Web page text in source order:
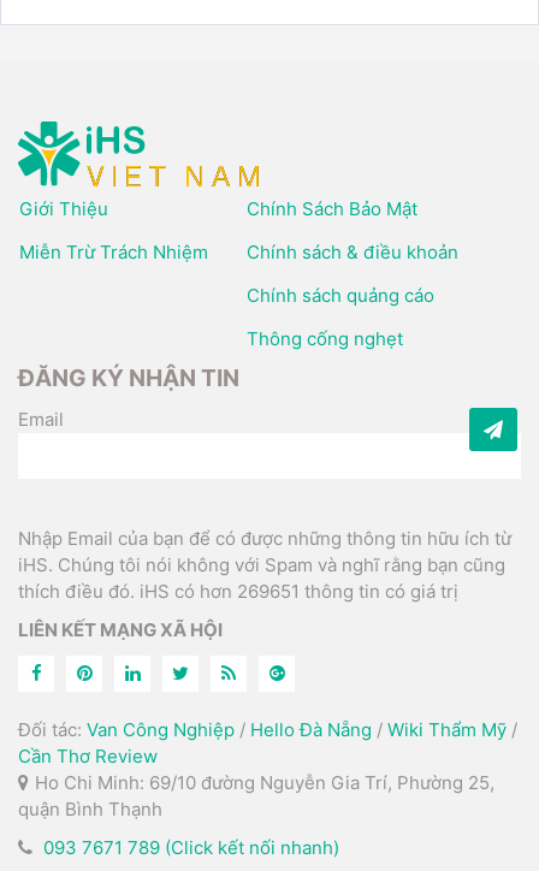
Giới Thiệu
Miễn Trừ Trách Nhiệm
Chính Sách Bảo Mật
Chính sách & điều khoản
Chính sách quảng cáo
Thông cống nghẹt
ĐĂNG KÝ NHẬN TIN
Email
Nhập Email của bạn để có được những thông tin hữu ích từ
iHS. Chúng tôi nói không với Spam và nghĩ rằng bạn cũng
thích điều đó. iHS có hơn 269651 thông tin có giá trị
LIÊN KẾT MẠNG XÃ HỘI
Đối tác: Van Công Nghiệp / Hello Đà Nẵng / Wiki Thẩm Mỹ /
Cần Thơ Review
Ho Chi Minh: 69/10 đường Nguyễn Gia Trí, Phường 25,
quận Bình Thạnh
093 7671 789 (Click kết nối nhanh)